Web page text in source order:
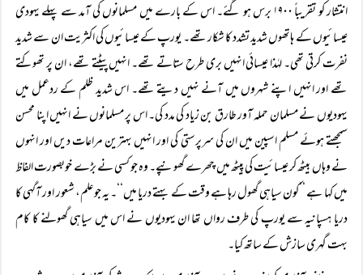
انتشار کو تقریباً ۱۹۰۰ برس ہو گئے۔ اس کے بارے میں مسلمانوں کی آمد سے پہلے یہودی
عیسائیوں کے ہاتھوں شدید تشدد کا شکار تھے۔ یورپ کے عیسائیوں کی اکثریت ان سے شدید
نفرت کرتی تھی۔ لہٰذا عیسائی انہیں بری طرح ستاتے تھے۔ انہیں پیٹتے تھے، ان پر تھوکتے
تھے اور انہیں اپنے شہروں میں آنے نہیں دیتے تھے۔ اس شدید ظلم کے ردعمل میں
یہودیوں نے مسلمان حملہ آور طارق بن زیاد کی مدد کی۔ اس پر مسلمانوں نے انہیں اپنا محسن
سمجھتے ہوئے مسلم اسپین میں ان کی سرپرستی کی اور انہیں بہترین مراعات دیں اور انہوں
نے وہاں بیٹھ کر عیسائیت کی پیٹھ میں چھرے گھونپے۔ وہ جو کسی نے بڑے خوبصورت الفاظ
میں کہا ہے ’’کون سیاہی گھول رہا ہے وقت کے بہتے دریا میں‘‘۔ یہ جو علم، شعور اور آگہی کا
دریا ہسپانیہ سے یورپ کی طرف رواں تھا ان یہودیوں نے اس میں سیاہی گھولنے کا کام
بہت گہری سازش کے ساتھ کیا۔